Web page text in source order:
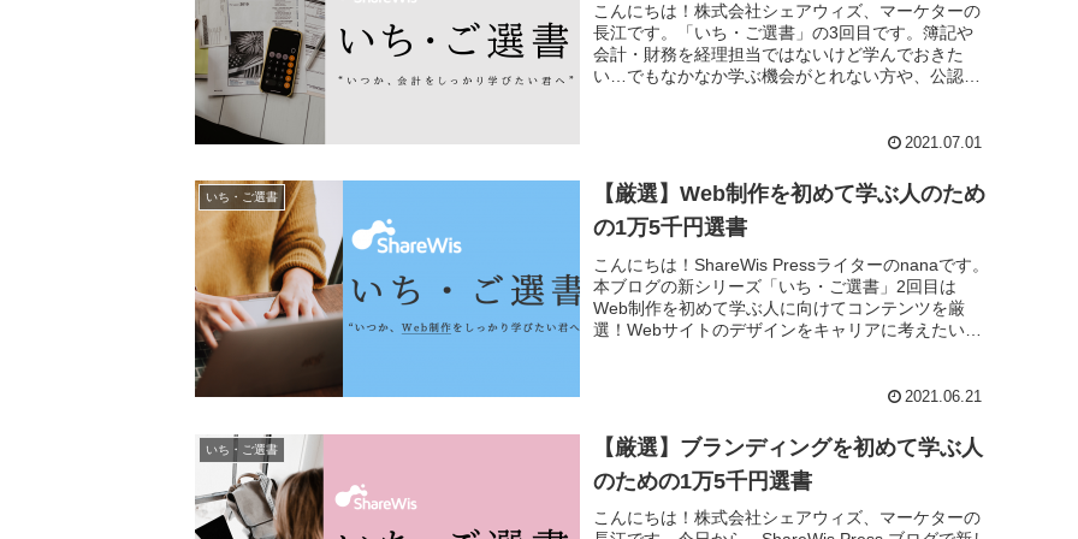
こんにちは！株式会社シェアウィズ、マーケターの
長江です。「いち・ご選書」の3回目です。簿記や
会計・財務を経理担当ではないけど学んでおきた
い…でもなかなか学ぶ機会がとれない方や、公認会
2021.07.01
いち・ご選書
【厳選】Web制作を初めて学ぶ人のため
の1万5千円選書
こんにちは！ShareWis Pressライターのnanaです。
本ブログの新シリーズ「いち・ご選書」2回目は
Web制作を初めて学ぶ人に向けてコンテンツを厳
選！Webサイトのデザインをキャリアに考えたいけ
2021.06.21
いち・ご選書
【厳選】ブランディングを初めて学ぶ人
のための1万5千円選書
こんにちは！株式会社シェアウィズ、マーケターの